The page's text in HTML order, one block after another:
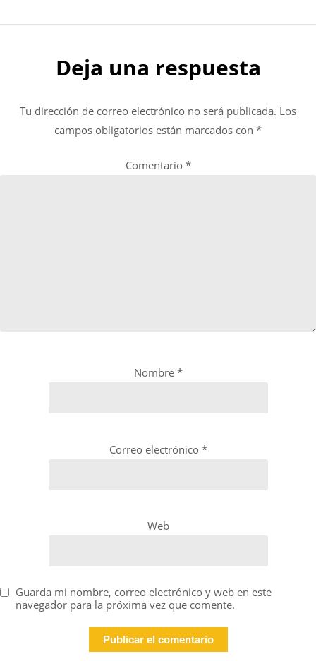
Deja una respuesta
Tu dirección de correo electrónico no será publicada. Los
campos obligatorios están marcados con *
Comentario *
Nombre *
Correo electrónico *
Web
Guarda mi nombre, correo electrónico y web en este
navegador para la próxima vez que comente.